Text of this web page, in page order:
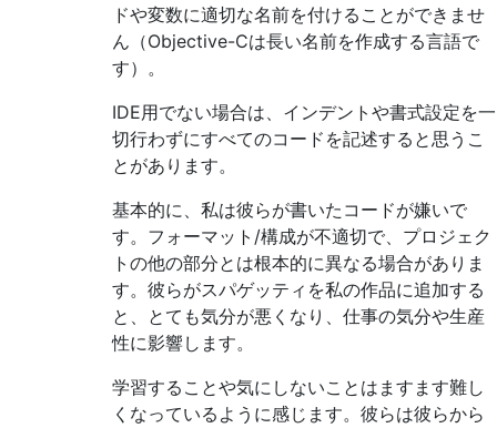
ドや変数に適切な名前を付けることができませ
ん（Objective-Cは長い名前を作成する言語で
す）。
IDE用でない場合は、インデントや書式設定を一
切行わずにすべてのコードを記述すると思うこ
とがあります。
基本的に、私は彼らが書いたコードが嫌いで
す。フォーマット/構成が不適切で、プロジェク
トの他の部分とは根本的に異なる場合がありま
す。彼らがスパゲッティを私の作品に追加する
と、とても気分が悪くなり、仕事の気分や生産
性に影響します。
学習することや気にしないことはますます難し
くなっているように感じます。彼らは彼らから